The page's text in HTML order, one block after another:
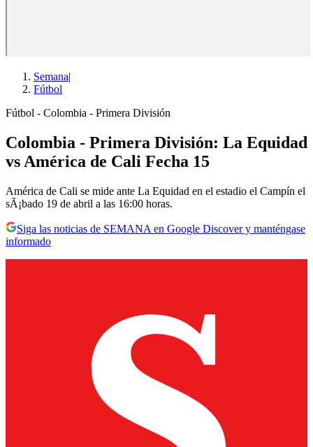
Semana|
Fútbol
Fútbol - Colombia - Primera División
Colombia - Primera División: La Equidad
vs América de Cali Fecha 15
América de Cali se mide ante La Equidad en el estadio el Campín el
sÃ¡bado 19 de abril a las 16:00 horas.
Siga las noticias de SEMANA en Google Discover y manténgase
informado